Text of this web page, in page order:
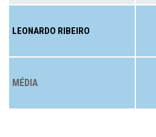
LEONARDO RIBEIRO
MÉDIA